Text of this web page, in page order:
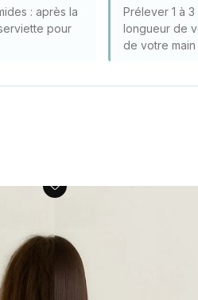
: après la
pour
Prélever 1 à
longueur de
de votre main